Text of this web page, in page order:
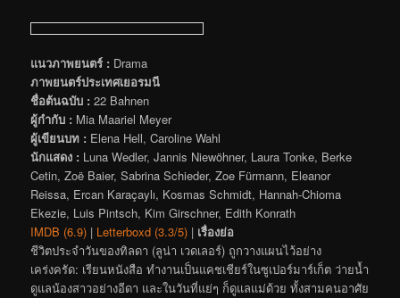
แนวภาพยนตร์ : Drama
ภาพยนตร์ประเทศเยอรมนี
ชื่อต้นฉบับ : 22 Bahnen
ผู้กำกับ : Mia Maariel Meyer
ผู้เขียนบท : Elena Hell, Caroline Wahl
นักแสดง : Luna Wedler, Jannis Niewöhner, Laura Tonke, Berke
Cetin, Zoë Baier, Sabrina Schieder, Zoe Fürmann, Eleanor
Reissa, Ercan Karaçaylı, Kosmas Schmidt, Hannah-Chioma
Ekezie, Luis Pintsch, Kim Girschner, Edith Konrath
IMDB (6.9) | Letterboxd (3.3/5) | เรื่องย่อ
ชีวิตประจำวันของทิลดา (ลูน่า เวดเลอร์) ถูกวางแผนไว้อย่าง
เคร่งครัด: เรียนหนังสือ ทำงานเป็นแคชเชียร์ในซูเปอร์มาร์เก็ต ว่ายน้ำ
ดูแลน้องสาวอย่างอีดา และในวันที่แย่ๆ ก็ดูแลแม่ด้วย ทั้งสามคนอาศัย